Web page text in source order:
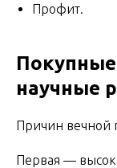
Профит.
Покупные
научные
Причин вечной
Первая —